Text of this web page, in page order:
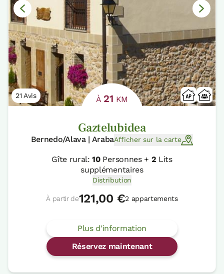
21 Avis À 21 KM
Gaztelubidea
Bernedo/Alava | ArabaAfficher sur la carte
Gîte rural:10Personnes + 2 Lits
supplémentaires
Distribution
À partir de121,00 €2 appartements
Plus d'information
Réservez maintenant